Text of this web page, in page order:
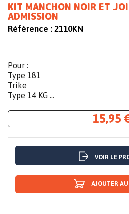
KIT MANCHON NOIR ET
ADMISSION
Référence : 2110KN
Pour :
Type 181
Trike
Type 14 KG ...
15,95
VOIR LE
AJOUTER